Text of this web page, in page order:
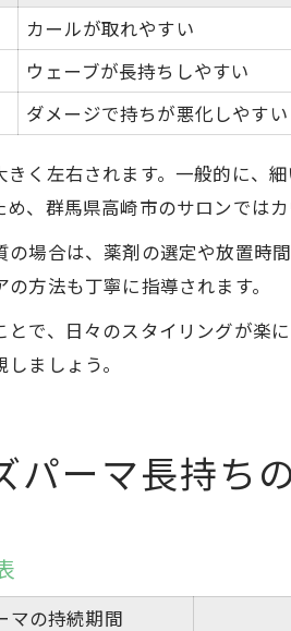
カールが取れやすい
ウェーブが長持ちしやすい
ダメージで持ちが悪化しやすい
く左右されます。一般的に、
、群馬県高崎市のサロンでは
場合は、薬剤の選定や放置時
方法も丁寧に指導されます。
で、日々のスタイリングが楽
ましょう。
パーマ長持ち
マの持続期間